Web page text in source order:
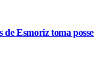
Esmoriz toma posse